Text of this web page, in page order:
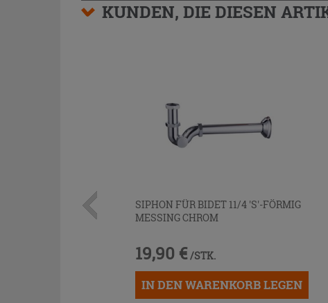
KUNDEN, DIE DIESEN
SIPHON FÜR BIDET 11/4 'S'-FÖRMIG
MESSING CHROM
19,90 € /STK.
IN DEN WARENKORB LEGEN